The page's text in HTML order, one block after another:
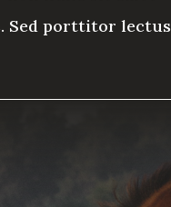
Sed porttitor lectus